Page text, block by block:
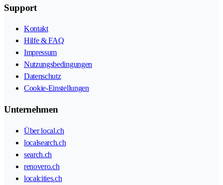
Support
Kontakt
Hilfe & FAQ
Impressum
Nutzungsbedingungen
Datenschutz
Cookie-Einstellungen
Unternehmen
Über local.ch
localsearch.ch
search.ch
renovero.ch
localcities.ch